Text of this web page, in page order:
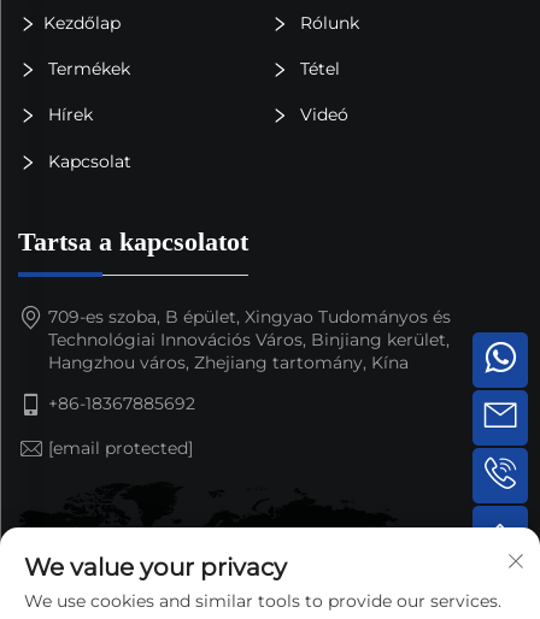
Kezdőlap Rólunk
Termékek Tétel
Hírek Videó
Kapcsolat
Tartsa a kapcsolatot
709-es szoba, B épület, Xingyao Tudományos és
Technológiai Innovációs Város, Binjiang kerület,
Hangzhou város, Zhejiang tartomány, Kína
+86-18367885692
[email protected]
We value your privacy
We use cookies and similar tools to provide our services.